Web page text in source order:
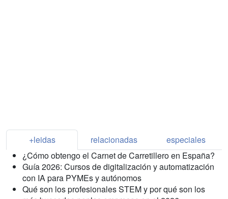
+leidas relacionadas
especiales
¿Cómo obtengo el Carnet de Carretillero en España?
Guía 2026: Cursos de digitalización y automatización
con IA para PYMEs y autónomos
Qué son los profesionales STEM y por qué son los